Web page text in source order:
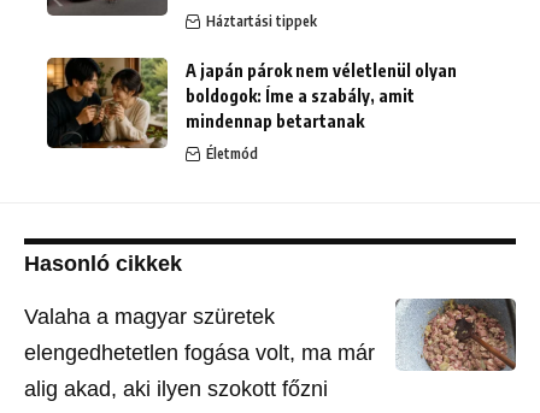
Háztartási tippek
A japán párok nem véletlenül olyan
boldogok: Íme a szabály, amit
mindennap betartanak
Életmód
Hasonló cikkek
Valaha a magyar szüretek
elengedhetetlen fogása volt, ma már
alig akad, aki ilyen szokott főzni